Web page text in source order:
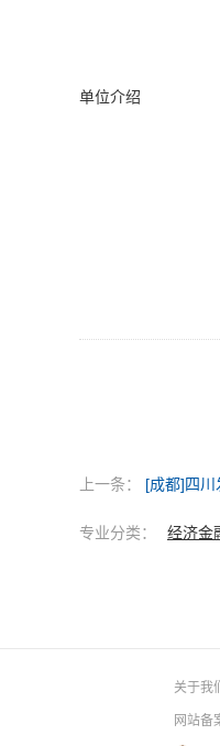
单位介绍
上一条：
专业分类： 经济金
关于我们
网站备